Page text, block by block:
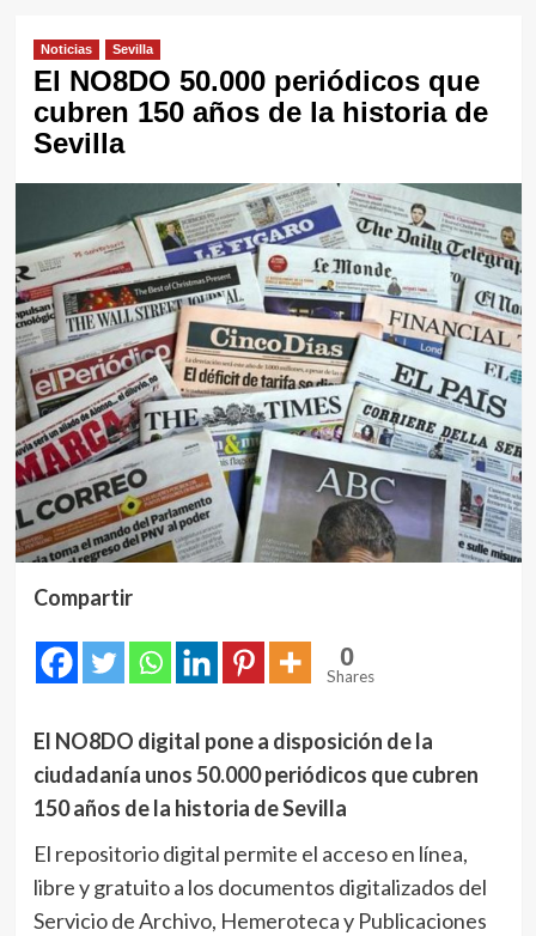
Noticias Sevilla
El NO8DO 50.000 periódicos que
cubren 150 años de la historia de
Sevilla
Compartir
0
Shares
El NO8DO digital pone a disposición de la
ciudadanía unos 50.000 periódicos que cubren
150 años de la historia de Sevilla
El repositorio digital permite el acceso en línea,
libre y gratuito a los documentos digitalizados del
Servicio de Archivo, Hemeroteca y Publicaciones